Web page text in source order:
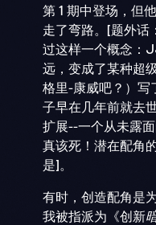
第 1 期中登场，但
走了弯路。[题外话
过这样一个概念：
远，变成了某种超
格里-康威吧？）写
子早在几年前就去
扩展--一个从未露
真该死！潜在配角
是]。
有时，创造配角是
我被指派为《创新